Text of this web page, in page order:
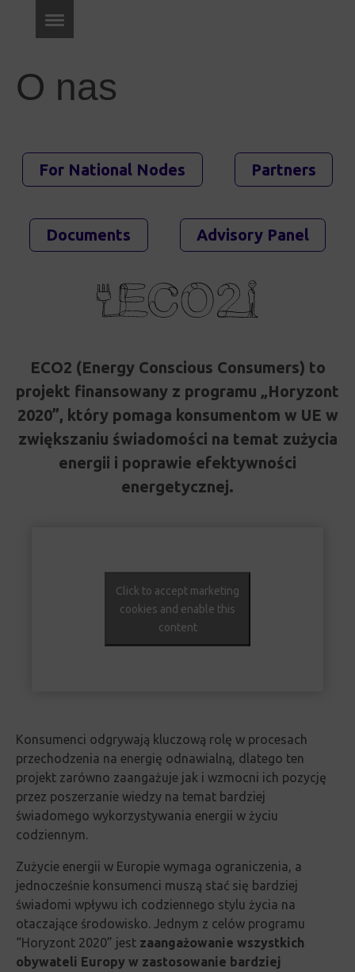
O nas
For National Nodes Partners
Documents Advisory Panel
ECO2 (Energy Conscious Consumers) to
projekt finansowany z programu „Horyzont
2020”, który pomaga konsumentom w UE w
zwiększaniu świadomości na temat zużycia
energii i poprawie efektywności
energetycznej.
Click to accept marketing
cookies and enable this
content
Konsumenci odgrywają kluczową rolę w procesach
przechodzenia na energię odnawialną, dlatego ten
projekt zarówno zaangażuje jak i wzmocni ich pozycję
przez poszerzanie wiedzy na temat bardziej
świadomego wykorzystywania energii w życiu
codziennym.
Zużycie energii w Europie wymaga ograniczenia, a
jednocześnie konsumenci muszą stać się bardziej
świadomi wpływu ich codziennego stylu życia na
otaczające środowisko. Jednym z celów programu
“Horyzont 2020” jest zaangażowanie wszystkich
obywateli Europy w zastosowanie bardziej